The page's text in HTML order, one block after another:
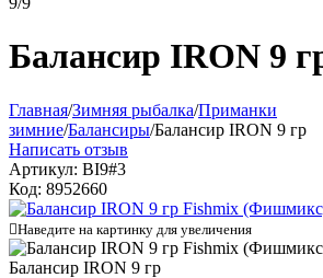
Балансир IRON 9
Главная/Зимняя рыбалка/Приманки
зимние/Балансиры/Балансир IRON 9 гр
Написать отзыв
Артикул: BI9#3
Код: 8952660
Наведите на картинку для увеличения
Балансир IRON 9 гр